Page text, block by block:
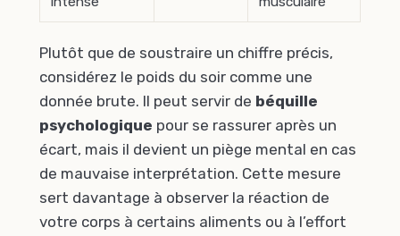
Plutôt que de soustraire un chiffre précis,
considérez le poids du soir comme une
donnée brute. Il peut servir de béquille
psychologique pour se rassurer après un
écart, mais il devient un piège mental en cas
de mauvaise interprétation. Cette mesure
sert davantage à observer la réaction de
votre corps à certains aliments ou à l’effort